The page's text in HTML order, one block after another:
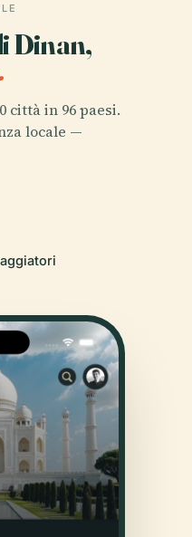
Dinan,
città in 96 paesi.
locale —